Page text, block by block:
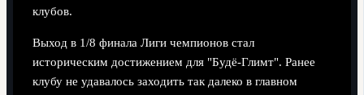
клубов.
Выход в 1/8 финала Лиги чемпионов стал
историческим достижением для "Будё-Глимт". Ранее
клубу не удавалось заходить так далеко в главном